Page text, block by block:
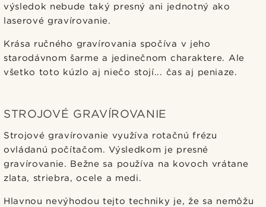
výsledok nebude taký presný ani jednotný ako
laserové gravírovanie.
Krása ručného gravírovania spočíva v jeho
starodávnom šarme a jedinečnom charaktere. Ale
všetko toto kúzlo aj niečo stojí... čas aj peniaze.
STROJOVÉ GRAVÍROVANIE
Strojové gravírovanie využíva rotačnú frézu
ovládanú počítačom. Výsledkom je presné
gravírovanie. Bežne sa používa na kovoch vrátane
zlata, striebra, ocele a medi.
Hlavnou nevýhodou tejto techniky je, že sa nemôžu